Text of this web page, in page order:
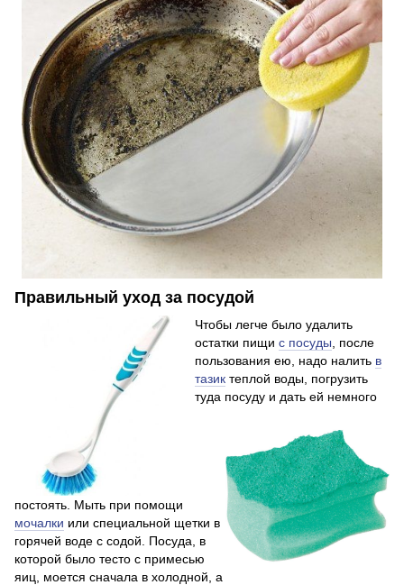
Правильный уход за посудой
Чтобы легче было удалить
остатки пищи с посуды , после
пользования ею, надо налить в
тазик теплой воды, погрузить
туда посуду и дать ей немного
постоять. Мыть при помощи
мочалки или специальной щетки в
горячей воде с содой. Посуда, в
которой было тесто с примесью
яиц, моется сначала в холодной, а